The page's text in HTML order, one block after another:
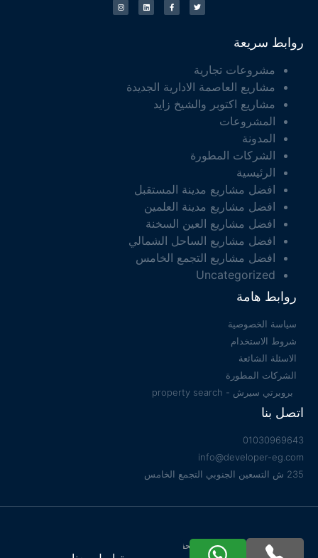
روابط سريعة
مشروعات تجارية
مشاريع العاصمة الادارية الجديدة
مشاريع اكتوبر والشيخ زايد
المشروعات
المدونة
الشركات المطورة
الرئيسية
افضل مشاريع مدينة المستقبل
افضل مشاريع مدينة العلمين
افضل مشاريع العين السخنة
افضل مشاريع الساحل الشمالي
افضل مشاريع التجمع الخامس
Uncategorized
روابط هامة
سياسة الخصوصية
شروط الاستخدام
الاسئلة الشائعة
الشركات المطورة
بروبرتي سيرش - property search
اتصل بنا
01030969643
info@developer-eg.com
235 ش التسعين الجنوبي التجمع الخامس
جميع الحقوق محفوظة 2022 © Developer EG